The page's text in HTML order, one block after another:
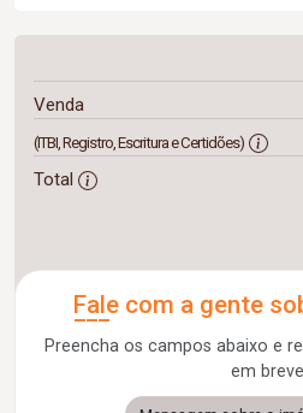
Venda
(ITBI, Registro, Escritura e Certidões)
Total
Fale com a gente
Preencha os campos abaixo e
em